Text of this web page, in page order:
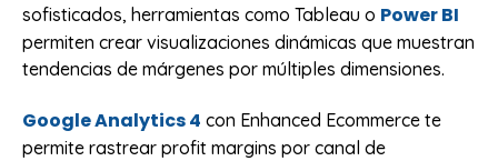
sofisticados, herramientas como Tableau o Power BI
permiten crear visualizaciones dinámicas que muestran
tendencias de márgenes por múltiples dimensiones.
Google Analytics 4 con Enhanced Ecommerce te
permite rastrear profit margins por canal de